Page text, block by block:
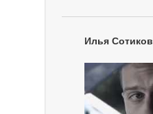
Илья Сотиков